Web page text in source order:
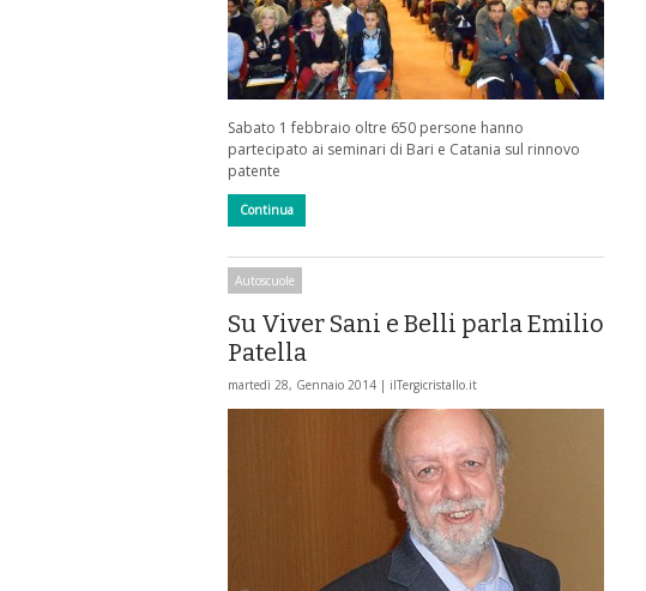
Sabato 1 febbraio oltre 650 persone hanno
partecipato ai seminari di Bari e Catania sul rinnovo
patente
Continua
Autoscuole
Su Viver Sani e Belli parla Emilio
Patella
martedì 28, Gennaio 2014 | ilTergicristallo.it